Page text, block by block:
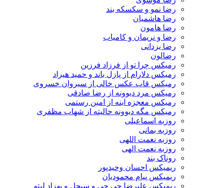
رضا نمو و سکسکه بند
رضا هاشمیان
رضا هامون
رضا و نریمان و کامیاب
رضا یزدانی
رضالون
رمیکس چرا تو از فرزاد فرزین
رمیکس دلارام از پازل باند و حمید هیراد
رمیکس قاب عکس خالی از سیروان خسروی
رمیکس مرد دیوونه از رضا صادقی
رمیکس معجزه اینه از امین رستمی
رمیکس مگه دیوونه حالیته از شهاب مظفری
روزبه اسماعیلی
روزبه بمانی
روزبه نعمت اللهی
روزبه نعمت الهی
روناک بند
ریمیکس احسان وحیدپور
ریمیکس پیام محمودیان
ریمیکس علیرضا جی جی و سیجل و بهزاد لیتو